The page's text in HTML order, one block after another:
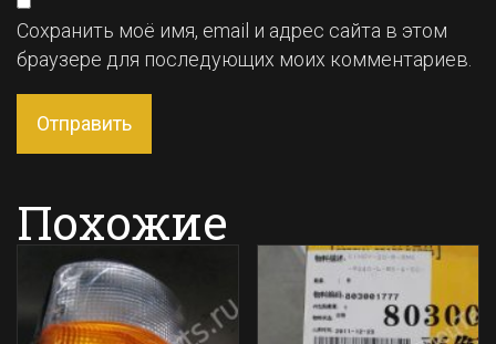
Сохранить моё имя, email и адрес сайта в этом
браузере для последующих моих комментариев.
Похожие